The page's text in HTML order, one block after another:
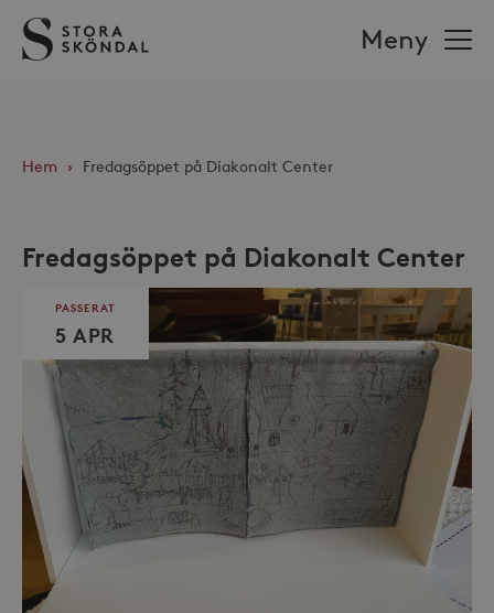
Stora
Sköndal
Meny
Hem › Fredagsöppet på Diakonalt Center
Fredagsöppet på Diakonalt Center
PASSERAT
5 APR